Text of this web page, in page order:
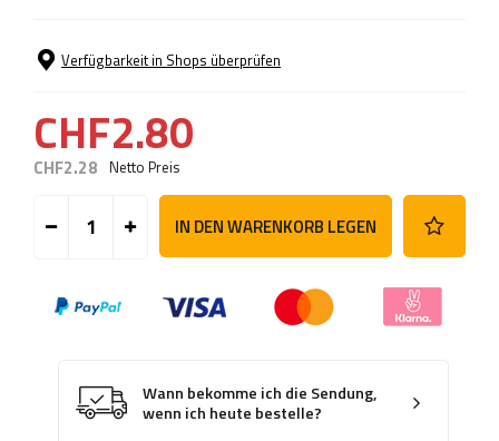
Verfügbarkeit in Shops überprüfen
CHF2.80
CHF2.28 Netto Preis
IN DEN WARENKORB LEGEN
Wann bekomme ich die Sendung,
wenn ich heute bestelle?